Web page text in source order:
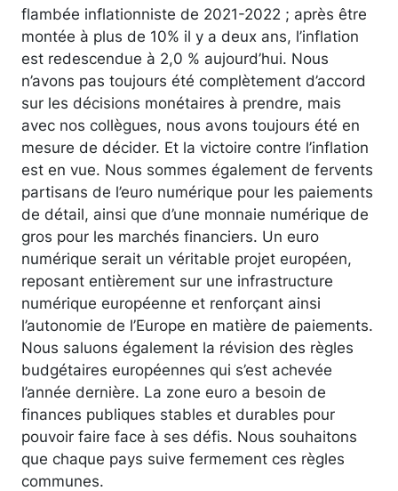
flambée inflationniste de 2021-2022 ; après être
montée à plus de 10% il y a deux ans, l’inflation
est redescendue à 2,0 % aujourd’hui. Nous
n’avons pas toujours été complètement d’accord
sur les décisions monétaires à prendre, mais
avec nos collègues, nous avons toujours été en
mesure de décider. Et la victoire contre l’inflation
est en vue. Nous sommes également de fervents
partisans de l’euro numérique pour les paiements
de détail, ainsi que d’une monnaie numérique de
gros pour les marchés financiers. Un euro
numérique serait un véritable projet européen,
reposant entièrement sur une infrastructure
numérique européenne et renforçant ainsi
l’autonomie de l’Europe en matière de paiements.
Nous saluons également la révision des règles
budgétaires européennes qui s’est achevée
l’année dernière. La zone euro a besoin de
finances publiques stables et durables pour
pouvoir faire face à ses défis. Nous souhaitons
que chaque pays suive fermement ces règles
communes.